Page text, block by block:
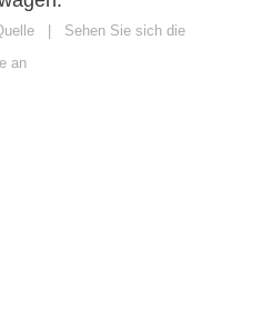
Sehen Sie sich die
an